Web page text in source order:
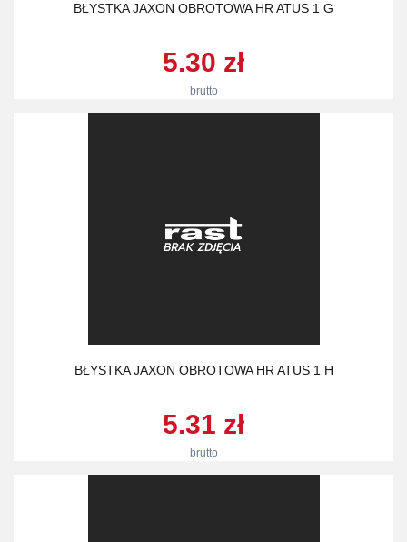
BŁYSTKA JAXON OBROTOWA HR ATUS 1 G
5.30 zł
brutto
BŁYSTKA JAXON OBROTOWA HR ATUS 1 H
5.31 zł
brutto